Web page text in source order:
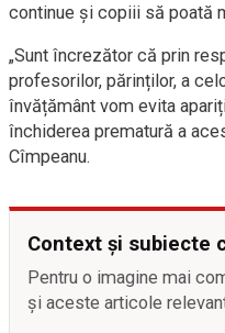
continue și copiii să poată
„Sunt încrezător că prin
profesorilor, părinților, a
învățământ vom evita
închiderea prematură a
Cîmpeanu.
Context și subiecte
Pentru o imagine mai
și aceste articole